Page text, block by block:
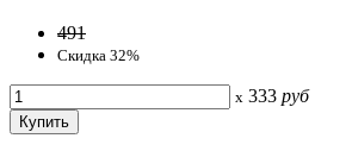
491
Скидка 32%
x 333 руб